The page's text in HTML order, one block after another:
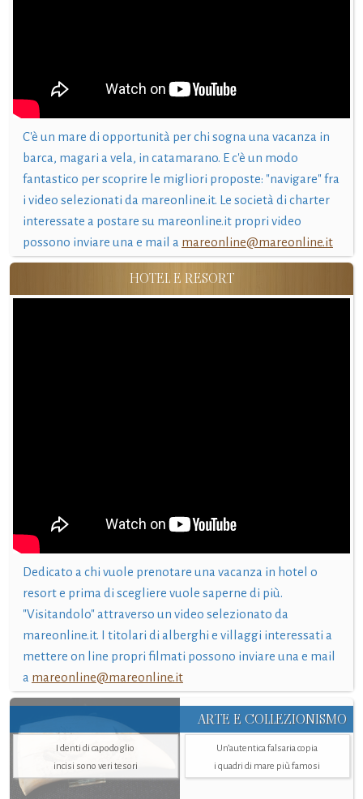
C'è un mare di opportunità per chi sogna una vacanza in
barca, magari a vela, in catamarano. E c'è un modo
fantastico per scoprire le migliori proposte: "navigare" fra
i video selezionati da mareonline.it. Le società di charter
interessate a postare su mareonline.it propri video
possono inviare una e mail a mareonline@mareonline.it
HOTEL E RESORT
Dedicato a chi vuole prenotare una vacanza in hotel o
resort e prima di scegliere vuole saperne di più.
"Visitandolo" attraverso un video selezionato da
mareonline.it. I titolari di alberghi e villaggi interessati a
mettere on line propri filmati possono inviare una e mail
a mareonline@mareonline.it
ARTE E COLLEZIONISMO
I denti di capodoglio
incisi sono veri tesori
Un’autentica falsaria copia
i quadri di mare più famosi